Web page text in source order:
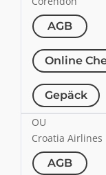
AGB
Online
Gepäck
OU
Croatia Airlines
AGB